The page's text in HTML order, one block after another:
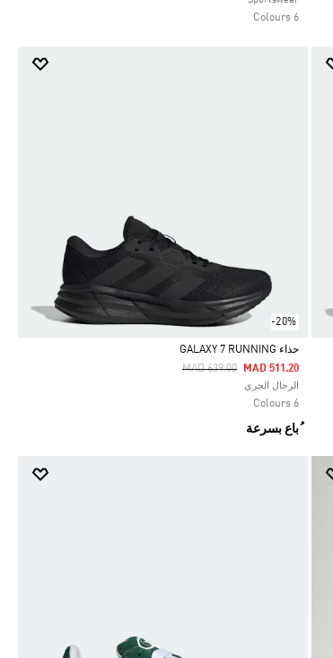
6 Colours
-20%
Selected
حذاء GALAXY 7 RUNNING
Price Reduced From
MAD 639.00ToMAD 511.20
الرجال الجري
6 Colours
ُباع بسرعة